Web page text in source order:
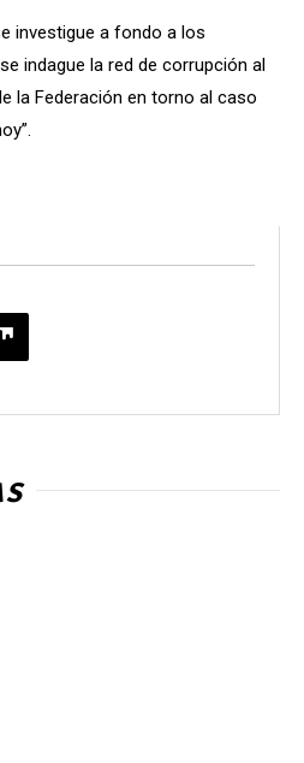
investigue a fondo a los
indague la red de corrupción al
la Federación en torno al caso